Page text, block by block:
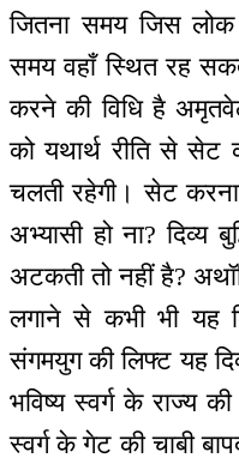
जितना समय जिस
समय वहाँ स्थित रह
करने की विधि है
को यथार्थ रीति से सेट
चलती रहेगी। सेट
अभ्यासी हो ना? दिव्य
अटकती तो नहीं है?
लगाने से कभी भी यह
संगमयुग की लिफ्ट यह
भविष्य स्वर्ग के राज्य
स्वर्ग के गेट की चाबी